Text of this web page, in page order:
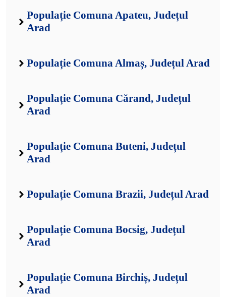
Populație Comuna Apateu, Județul
Arad
Populație Comuna Almaș, Județul Arad
Populație Comuna Cărand, Județul
Arad
Populație Comuna Buteni, Județul
Arad
Populație Comuna Brazii, Județul Arad
Populație Comuna Bocsig, Județul
Arad
Populație Comuna Birchiș, Județul
Arad